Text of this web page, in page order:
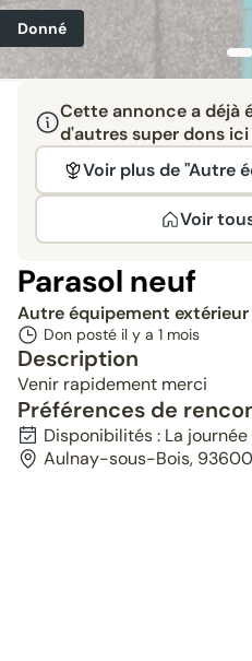
Donné
Cette annonce a déjà
d'autres super dons ici
Voir plus de "Autre
Voir
Parasol neuf
Autre équipement extérieur
Don posté il y a 1 mois
Description
Venir rapidement merci
Préférences de
Disponibilités : La
Aulnay-sous-Bois, 93600